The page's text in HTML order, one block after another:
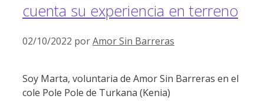
cuenta su experiencia en terreno
02/10/2022 porAmor Sin Barreras
Soy Marta, voluntaria de Amor Sin Barreras en el
cole Pole Pole de Turkana (Kenia)